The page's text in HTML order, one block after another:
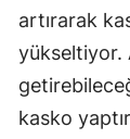
artırarak
yükseltiyor.
kasko